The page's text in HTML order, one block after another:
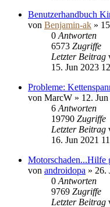
Benutzerhandbuch
von Benjamin-ak »
0 Antworten
6573 Zugriffe
Letzter Beitrag
15. Jun 2023
Probleme:
von MarcW » 12.
6 Antworten
19790 Zugriffe
Letzter Beitrag
16. Jun 2021
Motorschaden...Hilfe
von androidopa » 26.
0 Antworten
9769 Zugriffe
Letzter Beitrag